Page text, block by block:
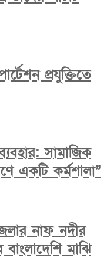
প্রযুক্তিতে
সামাজিক
একটি কর্মশালা”
নাফ নদীর
মাঝি